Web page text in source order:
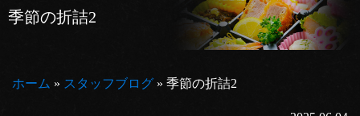
季節の折詰2
ホーム » スタッフブログ » 季節の折詰2